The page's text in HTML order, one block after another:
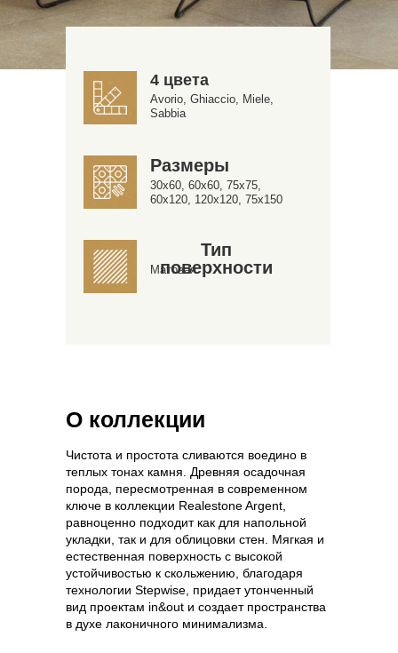
30x60, 60x60, 75x75,
60x120, 120x120, 75x150
Размеры
Avorio, Ghiaccio, Miele,
Sabbia
4 цвета
Матовая
Тип
поверхности
Чистота и простота сливаются воедино в
теплых тонах камня. Древняя осадочная
порода, пересмотренная в современном
ключе в коллекции Realestone Argent,
равноценно подходит как для напольной
укладки, так и для облицовки стен. Мягкая и
естественная поверхность с высокой
устойчивостью к скольжению, благодаря
технологии Stepwise, придает утонченный
вид проектам in&out и создает пространства
в духе лаконичного минимализма.
О коллекции